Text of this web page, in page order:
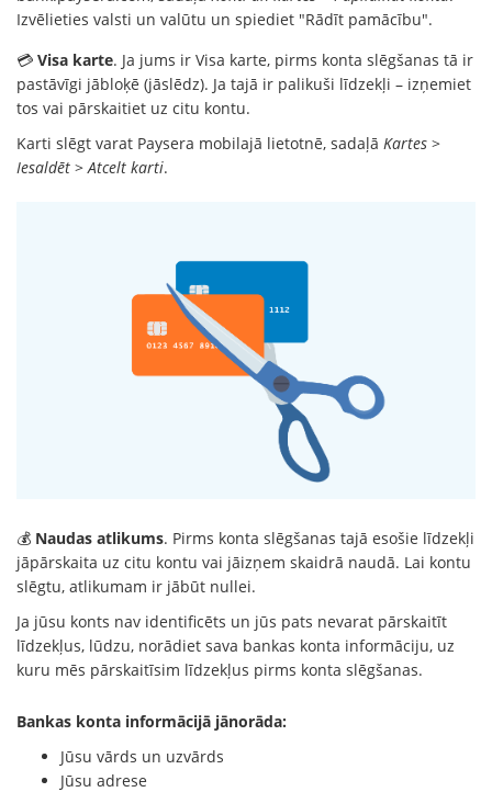
Izvēlieties valsti un valūtu un spiediet "Rādīt pamācību".
💳 Visa karte. Ja jums ir Visa karte, pirms konta slēgšanas tā ir
pastāvīgi jābloķē (jāslēdz). Ja tajā ir palikuši līdzekļi – izņemiet
tos vai pārskaitiet uz citu kontu.
Karti slēgt varat Paysera mobilajā lietotnē, sadaļā Kartes >
Iesaldēt >Atcelt karti.
💰 Naudas atlikums. Pirms konta slēgšanas tajā esošie līdzekļi
jāpārskaita uz citu kontu vai jāizņem skaidrā naudā. Lai kontu
slēgtu, atlikumam ir jābūt nullei.
Ja jūsu konts nav identificēts un jūs pats nevarat pārskaitīt
līdzekļus, lūdzu, norādiet sava bankas konta informāciju, uz
kuru mēs pārskaitīsim līdzekļus pirms konta slēgšanas.
Bankas konta informācijā jānorāda:
Jūsu vārds un uzvārds
Jūsu adrese